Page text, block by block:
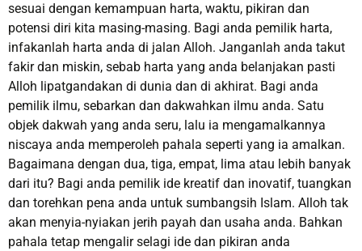
sesuai dengan kemampuan harta, waktu, pikiran dan
potensi diri kita masing-masing. Bagi anda pemilik harta,
infakanlah harta anda di jalan Alloh. Janganlah anda takut
fakir dan miskin, sebab harta yang anda belanjakan pasti
Alloh lipatgandakan di dunia dan di akhirat. Bagi anda
pemilik ilmu, sebarkan dan dakwahkan ilmu anda. Satu
objek dakwah yang anda seru, lalu ia mengamalkannya
niscaya anda memperoleh pahala seperti yang ia amalkan.
Bagaimana dengan dua, tiga, empat, lima atau lebih banyak
dari itu? Bagi anda pemilik ide kreatif dan inovatif, tuangkan
dan torehkan pena anda untuk sumbangsih Islam. Alloh tak
akan menyia-nyiakan jerih payah dan usaha anda. Bahkan
pahala tetap mengalir selagi ide dan pikiran anda